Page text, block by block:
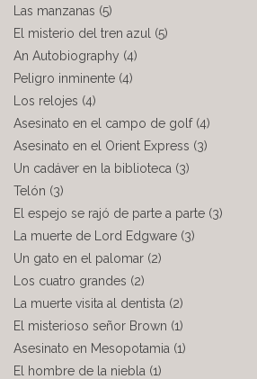
Las manzanas (5)
El misterio del tren azul (5)
An Autobiography (4)
Peligro inminente (4)
Los relojes (4)
Asesinato en el campo de golf (4)
Asesinato en el Orient Express (3)
Un cadáver en la biblioteca (3)
Telón (3)
El espejo se rajó de parte a parte (3)
La muerte de Lord Edgware (3)
Un gato en el palomar (2)
Los cuatro grandes (2)
La muerte visita al dentista (2)
El misterioso señor Brown (1)
Asesinato en Mesopotamia (1)
El hombre de la niebla (1)